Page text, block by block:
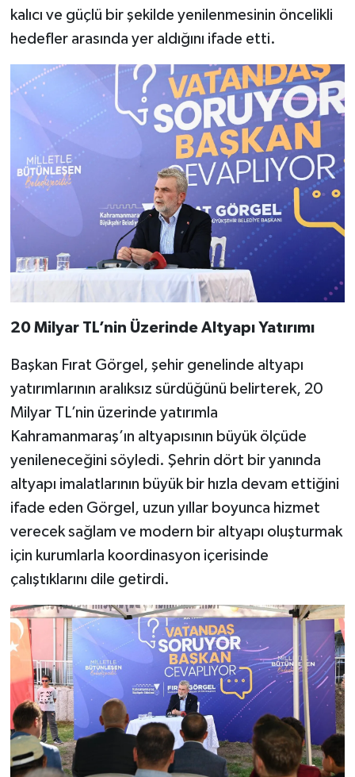
kalıcı ve güçlü bir şekilde yenilenmesinin öncelikli
hedefler arasında yer aldığını ifade etti.
20 Milyar TL’nin Üzerinde Altyapı Yatırımı
Başkan Fırat Görgel, şehir genelinde altyapı
yatırımlarının aralıksız sürdüğünü belirterek, 20
Milyar TL’nin üzerinde yatırımla
Kahramanmaraş’ın altyapısının büyük ölçüde
yenileneceğini söyledi. Şehrin dört bir yanında
altyapı imalatlarının büyük bir hızla devam ettiğini
ifade eden Görgel, uzun yıllar boyunca hizmet
verecek sağlam ve modern bir altyapı oluşturmak
için kurumlarla koordinasyon içerisinde
çalıştıklarını dile getirdi.